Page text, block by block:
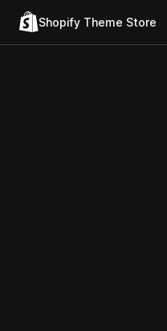
Shopify Theme Store